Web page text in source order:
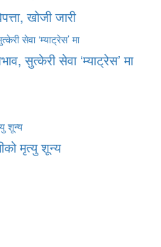
खोजी जारी
सुत्केरी सेवा ‘म्याट्रेस’ मा
मृत्यु शून्य